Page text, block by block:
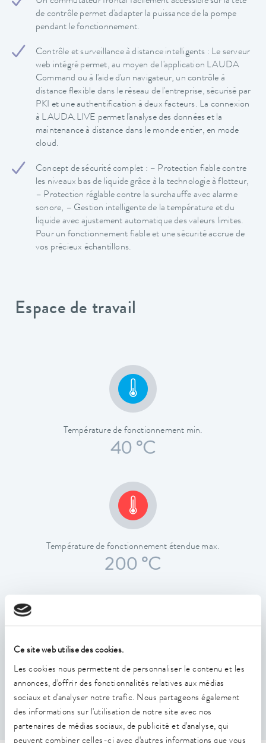
Ce site web utilise des cookies.
Les cookies nous permettent de personnaliser le contenu et les
annonces, d'offrir des fonctionnalités relatives aux médias
sociaux et d'analyser notre trafic. Nous partageons également
des informations sur l'utilisation de notre site avec nos
partenaires de médias sociaux, de publicité et d'analyse, qui
peuvent combiner celles-ci avec d'autres informations que vous
de contrôle permet d'adapter la puissance de la pompe
pendant le fonctionnement.
Contrôle et surveillance à distance intelligents : Le serveur
web intégré permet, au moyen de l'application LAUDA
Command ou à l'aide d'un navigateur, un contrôle à
distance flexible dans le réseau de l'entreprise, sécurisé par
PKI et une authentification à deux facteurs. La connexion
à LAUDA.LIVE permet l'analyse des données et la
maintenance à distance dans le monde entier, en mode
cloud.
Concept de sécurité complet : – Protection fiable contre
les niveaux bas de liquide grâce à la technologie à flotteur,
– Protection réglable contre la surchauffe avec alarme
sonore, – Gestion intelligente de la température et du
liquide avec ajustement automatique des valeurs limites.
Pour un fonctionnement fiable et une sécurité accrue de
vos précieux échantillons.
Espace de travail
Température de fonctionnement min.
40 °C
Température de fonctionnement étendue max.
200 °C
Constance de la température
0,01 ± K